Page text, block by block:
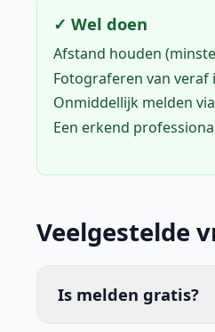
✓ Wel doen
Afstand houden
Fotograferen van
Onmiddellijk melden via
Een erkend
Veelgestelde
Is melden gratis?